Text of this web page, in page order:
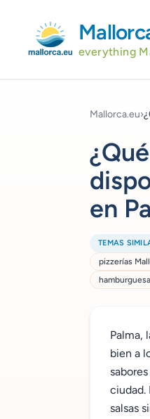
everything
Mallorca.eu›
en
TEMAS
pizzerías
Palma,
bien a
ciudad.
salsas